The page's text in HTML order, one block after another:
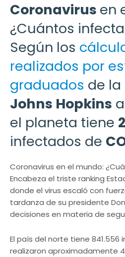
Coronavirus en
¿Cuántos
Según los
realizados por
graduados de la
Johns Hopkins
el planeta tiene
infectados de
Coronavirus en el mundo:
Encabeza el triste ranking
donde el virus escaló con
tardanza de su presidente
decisiones en materia de
El país del norte tiene 841.556
realizaron aproximadamente